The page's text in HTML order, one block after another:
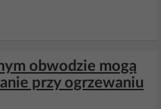
obwodzie mogą
przy ogrzewaniu